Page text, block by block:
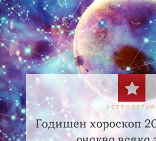
АСТРОЛОГИЯ
Годишен хороскоп